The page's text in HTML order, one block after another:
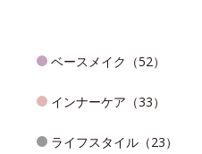
ベースメイク（52）
インナーケア（33）
ライフスタイル（23）